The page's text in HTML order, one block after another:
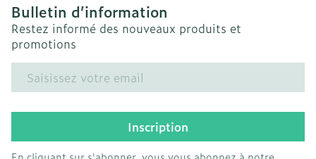
Bulletin d’information
Restez informé des nouveaux produits et
promotions
Adresse mail
Inscription